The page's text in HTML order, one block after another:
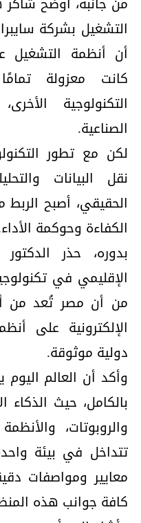
التشغيل بشركة
أن أنظمة التشغيل
كانت معزولة
التكنولوجية
الصناعية.
لكن مع تطور
نقل البيانات
الكفاءة وحوكمة
بدوره، حذر
الإقليمي في
من أن مصر تُعد من
الإلكترونية على
دولية موثوقة.
وأكد أن العالم
بالكامل، حيث الذكاء
والروبوتات،
تتداخل في بيئة
معايير ومواصفات
كافة جوانب هذه